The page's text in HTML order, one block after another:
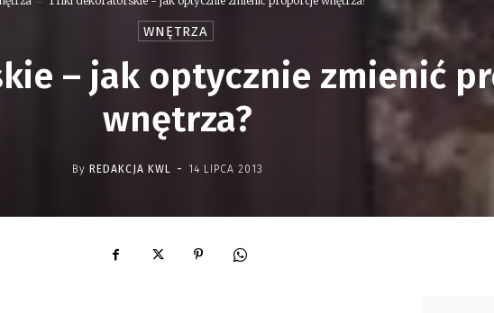
WNĘTRZA
– jak optycznie zmienić
wnętrza?
By REDAKCJA KWL - 14 LIPCA 2013